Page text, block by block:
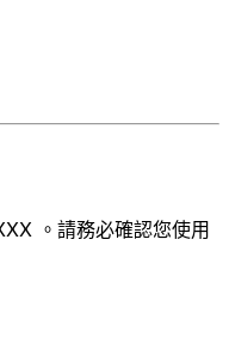
。請務必確認您使用